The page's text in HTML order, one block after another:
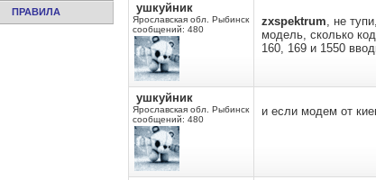
ПРАВИЛА ушкуйник
Ярославская обл. Рыбинск
сообщений: 480
zxspektrum, не
модель, сколько
160, 169 и 1550
ушкуйник
Ярославская обл. Рыбинск
сообщений: 480
и если модем от